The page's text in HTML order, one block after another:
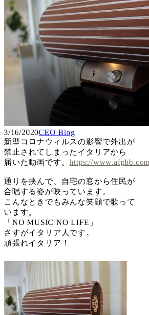
3/16/2020CEO Blog
新型コロナウィルスの影響で外出が
禁止されてしまったイタリアから
届いた動画です。https://
通りを挟んで、自宅の窓から住民が
合唱する姿が映っています。
こんなときでもみんな笑顔で歌って
います。
「NO MUSIC NO LIFE」
さすがイタリア人です。
頑張れイタリア！